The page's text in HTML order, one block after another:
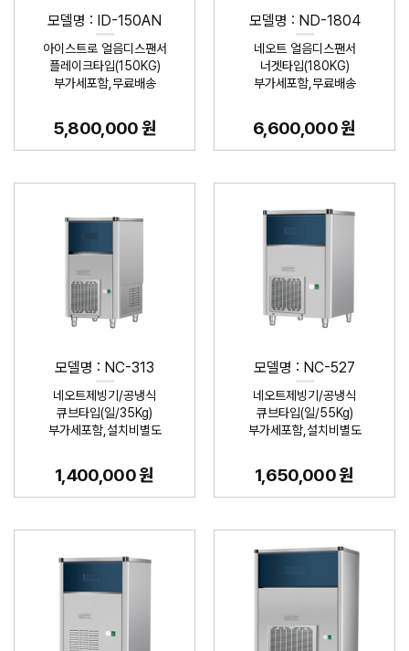
모델명 : ID-150AN
아이스트로 얼음디스팬서
플레이크타입(150KG)
부가세포함,무료배송
5,800,000 원
모델명 : ND-1804
네오트 얼음디스팬서
너겟타입(180KG)
부가세포함,무료배송
6,600,000 원
모델명 : NC-313
네오트제빙기/공냉식
큐브타입(일/35Kg)
부가세포함,설치비별도
1,400,000 원
모델명 : NC-527
네오트제빙기/공냉식
큐브타입(일/55Kg)
부가세포함,설치비별도
1,650,000 원